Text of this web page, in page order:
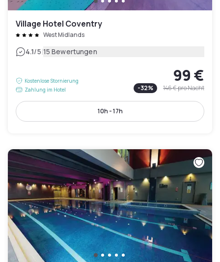
Village Hotel Coventry
West Midlands
4.1/5|15 Bewertungen
Kostenlose Stornierung
Zahlung im Hotel
99 €
-32% 146 €pro Nacht
10h - 17h